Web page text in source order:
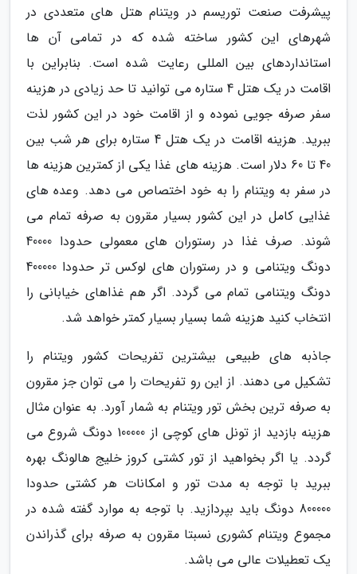
پیشرفت صنعت توریسم در ویتنام هتل های متعددی در
شهرهای این کشور ساخته شده که در تمامی آن ها
استانداردهای بین المللی رعایت شده است. بنابراین با
اقامت در یک هتل 4 ستاره می توانید تا حد زیادی در هزینه
سفر صرفه جویی نموده و از اقامت خود در این کشور لذت
ببرید. هزینه اقامت در یک هتل 4 ستاره برای هر شب بین
40 تا 60 دلار است. هزینه های غذا یکی از کمترین هزینه ها
در سفر به ویتنام را به خود اختصاص می دهد. وعده های
غذایی کامل در این کشور بسیار مقرون به صرفه تمام می
شوند. صرف غذا در رستوران های معمولی حدودا 40000
دونگ ویتنامی و در رستوران های لوکس تر حدودا 400000
دونگ ویتنامی تمام می گردد. اگر هم غذاهای خیابانی را
انتخاب کنید هزینه شما بسیار بسیار کمتر خواهد شد.
جاذبه های طبیعی بیشترین تفریحات کشور ویتنام را
تشکیل می دهند. از این رو تفریحات را می توان جز مقرون
به صرفه ترین بخش تور ویتنام به شمار آورد. به عنوان مثال
هزینه بازدید از تونل های کوچی از 100000 دونگ شروع می
گردد. یا اگر بخواهید از تور کشتی کروز خلیج هالونگ بهره
ببرید با توجه به مدت تور و امکانات هر کشتی حدودا
800000 دونگ باید بپردازید. با توجه به موارد گفته شده در
مجموع ویتنام کشوری نسبتا مقرون به صرفه برای گذراندن
یک تعطیلات عالی می باشد.